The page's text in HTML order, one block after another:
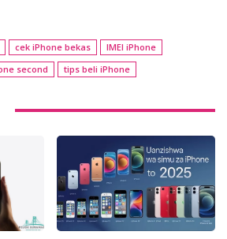
cek iPhone bekas
IMEI iPhone
second tips beli iPhone